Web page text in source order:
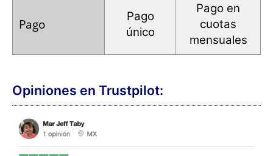
Pago
Pago
único
Pago en
cuotas
mensuales
Opiniones en Trustpilot: